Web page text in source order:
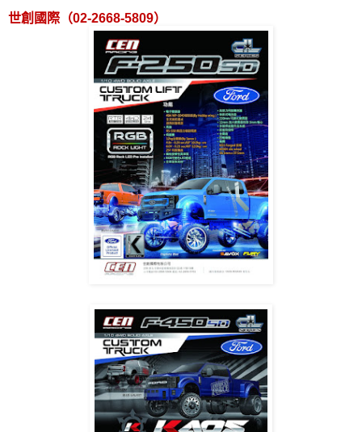
世創國際（02-2668-5809）